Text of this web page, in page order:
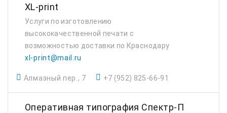
XL-print
Услуги по изготовлению
высококачественной печати с
возможностью доставки по Краснодару
xl-print@mail.ru
Алмазный пер., 7 +7 (952) 825-66-91
Оперативная типография Спектр-П